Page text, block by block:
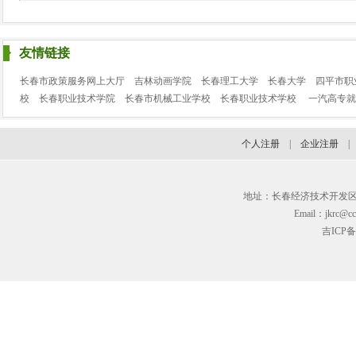
友情链接
长春市政策服务网上大厅 吉林动画学院 长春理工大学 长春大学
四平市
校
长春职业技术学院 长春市机械工业学校 长春职业技术学校 一汽高专
个人注册 企业注册
地址：长春经济技术开发
Email：
吉ICP